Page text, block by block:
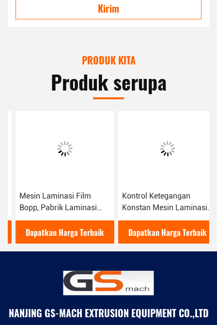
Kirim
PRODUK KITA
Produk serupa
Mesin Laminasi Film
Bopp, Pabrik Laminasi
Ekstrusi Film Berorientasi
Dapatkan Harga Terbaik
Kontrol Ketegangan
Konstan Mesin Laminasi
Plastik Mesin Laminasi
Kertas PE Lapisan
Ekstrusi
Dapatkan Harga Terbaik
NANJING GS-MACH EXTRUSION EQUIPMENT CO.,LTD